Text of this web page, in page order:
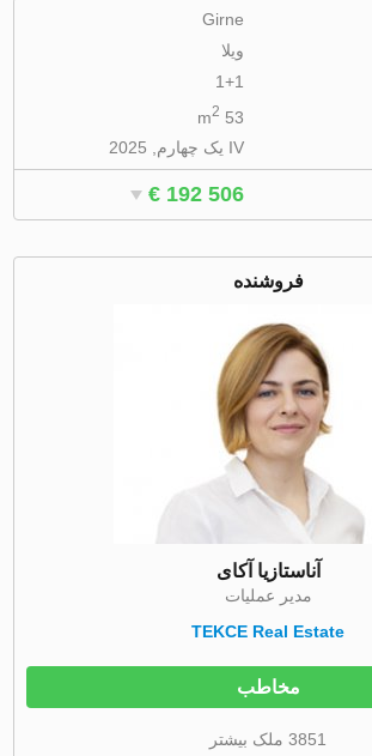
Girne
ویلا
1+1
53 m
2
IV یک چهارم, 2025
€ 192 506
فروشنده
آناستازیا آکای
مدیر عملیات
TEKCE Real Estate
مخاطب
3851 ملک بیشتر